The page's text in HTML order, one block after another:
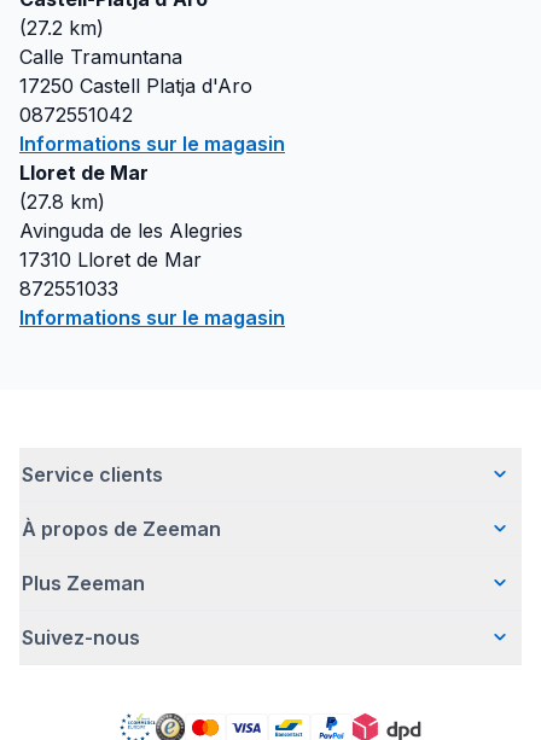
(27.2 km)
Calle Tramuntana
17250 Castell Platja d'Aro
0872551042
Informations sur le magasin
Lloret de Mar
(27.8 km)
Avinguda de les Alegries
17310 Lloret de Mar
872551033
Informations sur le magasin
Service clients
Questions fréquentes
Livraison
Retour d'articles
À propos de Zeeman
Qui sommes-nous ?
Une entreprise responsable
Rapport annuel RSE
Plus Zeeman
Avertissement de sécurité
Nos campagnes
Suivez-nous